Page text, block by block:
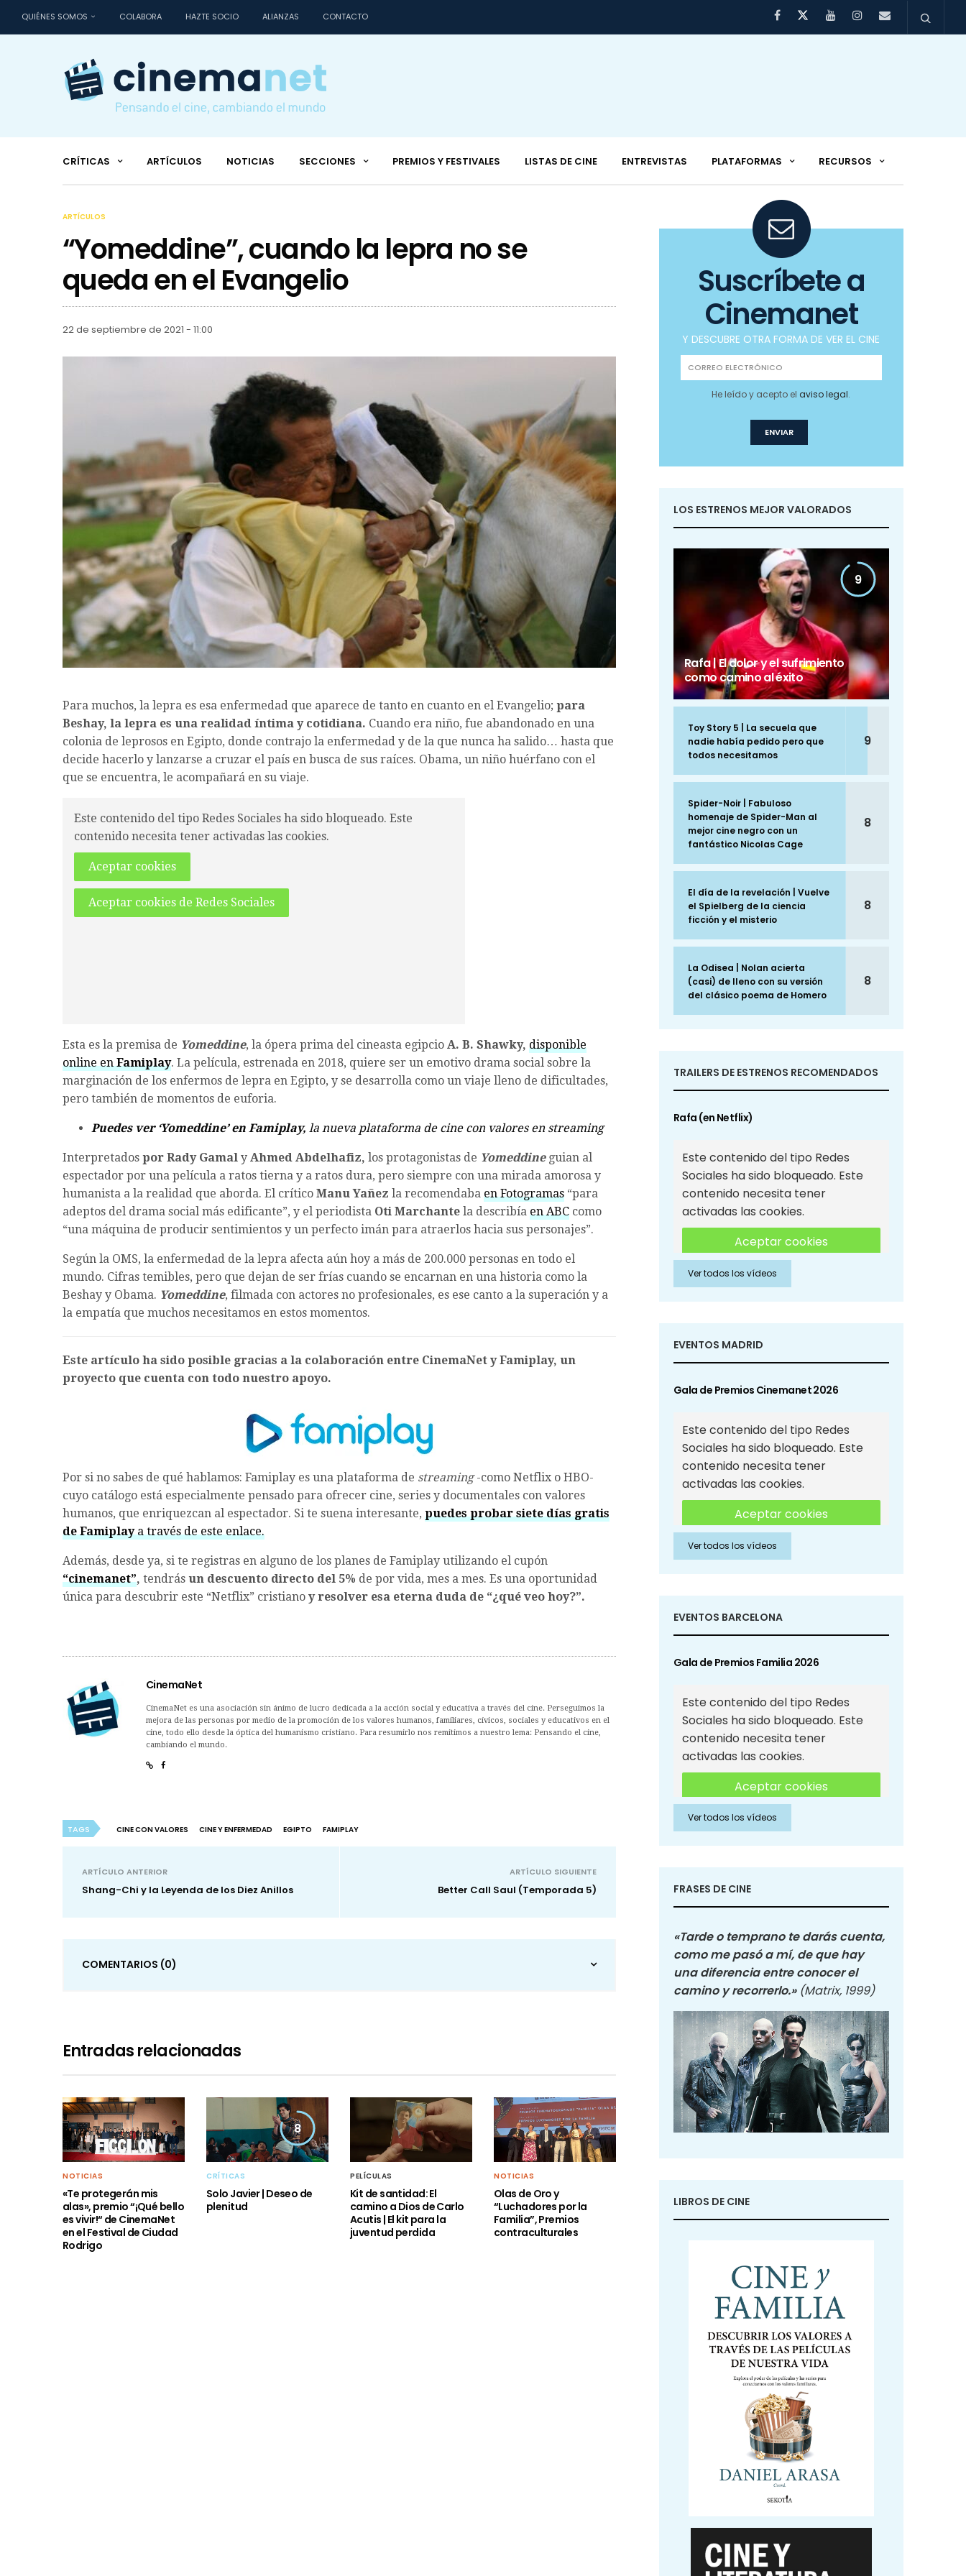
QUIÉNES SOMOS COLABORA HAZTE SOCIO ALIANZAS CONTACTO
CRÍTICAS ARTÍCULOS NOTICIAS SECCIONES PREMIOS Y FESTIVALES LISTAS DE CINE ENTREVISTAS PLATAFORMAS RECURSOS
ARTÍCULOS
“Yomeddine”, cuando la lepra no se
queda en el Evangelio
22 de septiembre de 2021 - 11:00
Para muchos, la lepra es esa enfermedad que aparece de tanto en cuanto en el Evangelio; para
Beshay, la lepra es una realidad íntima y cotidiana. Cuando era niño, fue abandonado en una
colonia de leprosos en Egipto, donde contrajo la enfermedad y de la que nunca ha salido… hasta que
decide hacerlo y lanzarse a cruzar el país en busca de sus raíces. Obama, un niño huérfano con el
que se encuentra, le acompañará en su viaje.
Este contenido del tipo Redes Sociales ha sido bloqueado. Este
contenido necesita tener activadas las cookies.
Aceptar cookies
Aceptar cookies de Redes Sociales
Esta es la premisa de Yomeddine, la ópera prima del cineasta egipcio A. B. Shawky, disponible
online enFamiplay. La película, estrenada en 2018, quiere ser un emotivo drama social sobre la
marginación de los enfermos de lepra en Egipto, y se desarrolla como un viaje lleno de dificultades,
pero también de momentos de euforia.
Puedes ver ‘Yomeddine’en Famiplay, la nueva plataforma de cine con valores en streaming
Interpretados por Rady Gamal y Ahmed Abdelhafiz, los protagonistas de Yomeddineguian al
espectador por una película a ratos tierna y a ratos dura, pero siempre con una mirada amorosa y
humanista a la realidad que aborda. El crítico Manu Yañez la recomendaba en Fotogramas “para
adeptos del drama social más edificante”, y el periodista Oti Marchante la describía en ABC como
“una máquina de producir sentimientos y un perfecto imán para atraerlos hacia sus personajes”.
Según la OMS, la enfermedad de la lepra afecta aún hoy a más de 200.000 personas en todo el
mundo. Cifras temibles, pero que dejan de ser frías cuando se encarnan en una historia como la
Beshay y Obama. Yomeddine, filmada con actores no profesionales, es ese canto a la superación y a
la empatía que muchos necesitamos en estos momentos.
Este artículo ha sido posible gracias a la colaboración entre CinemaNet y Famiplay, un
proyecto que cuenta con todo nuestro apoyo.
Por si no sabes de qué hablamos: Famiplay es una plataforma de streaming-como Netflix o HBO-
cuyo catálogo está especialmente pensado para ofrecer cine, series y documentales con valores
humanos, que enriquezcan al espectador. Si te suena interesante, puedes probar siete días gratis
de Famiplaya través de este enlace.
Además, desde ya, si te registras en alguno de los planes de Famiplay utilizando el cupón
“cinemanet”, tendrás un descuento directo del 5% de por vida, mes a mes. Es una oportunidad
única para descubrir este “Netflix” cristiano y resolver esa eterna duda de “¿qué veo hoy?”.
CinemaNet
CinemaNet es una asociación sin ánimo de lucro dedicada a la acción social y educativa a través del cine. Perseguimos la
mejora de las personas por medio de la promoción de los valores humanos, familiares, cívicos, sociales y educativos en el
cine, todo ello desde la óptica del humanismo cristiano. Para resumirlo nos remitimos a nuestro lema: Pensando el cine,
cambiando el mundo.
TAGS CINE CON VALORES CINE Y ENFERMEDAD EGIPTO FAMIPLAY
ARTÍCULO ANTERIOR
Shang-Chi y la Leyenda de los Diez Anillos
ARTÍCULO SIGUIENTE
Better Call Saul (Temporada 5)
COMENTARIOS (0)
Entradas relacionadas
NOTICIAS
«Te protegerán mis
alas», premio “¡Qué bello
es vivir!“ de CinemaNet
en el Festival de Ciudad
Rodrigo
8
CRÍTICAS
Solo Javier | Deseo de
plenitud
PELÍCULAS
Kit de santidad: El
camino a Dios de Carlo
Acutis | El kit para la
juventud perdida
NOTICIAS
Olas de Oro y
“Luchadores por la
Familia”, Premios
contraculturales
Suscríbete a
Cinemanet
Y DESCUBRE OTRA FORMA DE VER EL CINE
He leído y acepto elaviso legal.
LOS ESTRENOS MEJOR VALORADOS
9
Rafa | El dolor y el sufrimiento
como camino al éxito
Toy Story 5 | La secuela que
nadie había pedido pero que
todos necesitamos
9
Spider-Noir | Fabuloso
homenaje de Spider-Man al
mejor cine negro con un
fantástico Nicolas Cage
8
El día de la revelación | Vuelve
el Spielberg de la ciencia
ficción y el misterio
8
La Odisea | Nolan acierta
(casi) de lleno con su versión
del clásico poema de Homero
8
TRAILERS DE ESTRENOS RECOMENDADOS
Rafa (en Netflix)
Este contenido del tipo Redes
Sociales ha sido bloqueado. Este
contenido necesita tener
activadas las cookies.
Aceptar cookies
Aceptar cookies de Redes
Sociales
Ver todos los vídeos
EVENTOS MADRID
Gala de Premios Cinemanet 2026
Este contenido del tipo Redes
Sociales ha sido bloqueado. Este
contenido necesita tener
activadas las cookies.
Aceptar cookies
Aceptar cookies de Redes
Sociales
Ver todos los vídeos
EVENTOS BARCELONA
Gala de Premios Familia 2026
Este contenido del tipo Redes
Sociales ha sido bloqueado. Este
contenido necesita tener
activadas las cookies.
Aceptar cookies
Aceptar cookies de Redes
Sociales
Ver todos los vídeos
FRASES DE CINE
«Tarde o temprano te darás cuenta,
como me pasó a mí, de que hay
una diferencia entre conocer el
camino y recorrerlo.» (Matrix, 1999)
LIBROS DE CINE